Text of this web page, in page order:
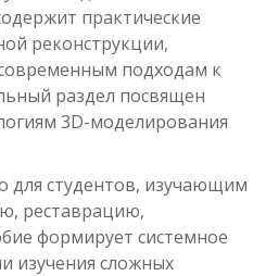
практические
реконструкции,
подходам к
раздел посвящен
3D-моделирования
для студентов, изучающим
реставрацию,
формирует системное
изучения сложных